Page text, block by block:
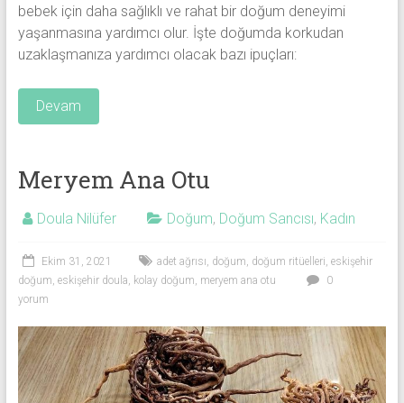
bebek için daha sağlıklı ve rahat bir doğum deneyimi
yaşanmasına yardımcı olur. İşte doğumda korkudan
uzaklaşmanıza yardımcı olacak bazı ipuçları:
Devam
Meryem Ana Otu
Doula Nilüfer Doğum, Doğum Sancısı, Kadın
Ekim 31, 2021 adet ağrısı, doğum, doğum ritüelleri, eskişehir
doğum, eskişehir doula, kolay doğum, meryem ana otu
0
yorum